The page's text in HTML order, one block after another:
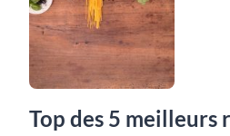
Top des 5 meilleurs